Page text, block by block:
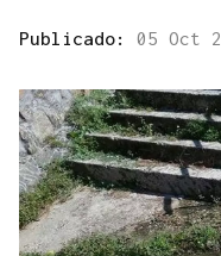
Publicado: 05 Oct